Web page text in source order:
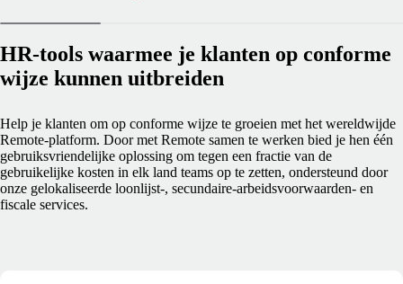
HR-tools waarmee je klanten op conforme
wijze kunnen uitbreiden
Help je klanten om op conforme wijze te groeien met het wereldwijde
Remote-platform. Door met Remote samen te werken bied je hen één
gebruiksvriendelijke oplossing om tegen een fractie van de
gebruikelijke kosten in elk land teams op te zetten, ondersteund door
onze gelokaliseerde loonlijst-, secundaire-arbeidsvoorwaarden- en
fiscale services.